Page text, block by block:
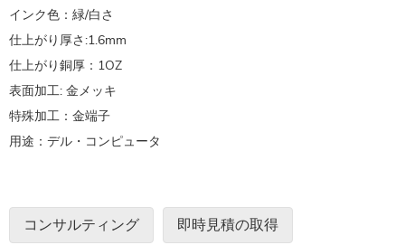
インク色：緑/白さ
仕上がり厚さ:1.6mm
仕上がり銅厚：1OZ
表面加工: 金メッキ
特殊加工：金端子
用途：デル・コンピュータ
コンサルティング 即時見積の取得